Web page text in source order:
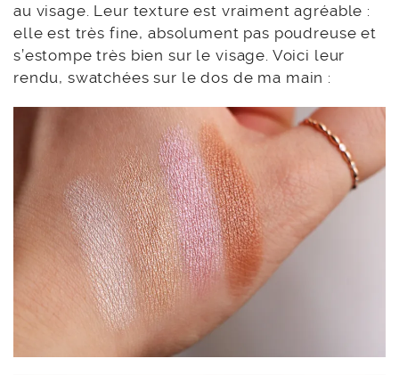
au visage. Leur texture est vraiment agréable :
elle est très fine, absolument pas poudreuse et
s’estompe très bien sur le visage. Voici leur
rendu, swatchées sur le dos de ma main :